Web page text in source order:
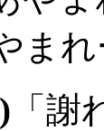
ま
「